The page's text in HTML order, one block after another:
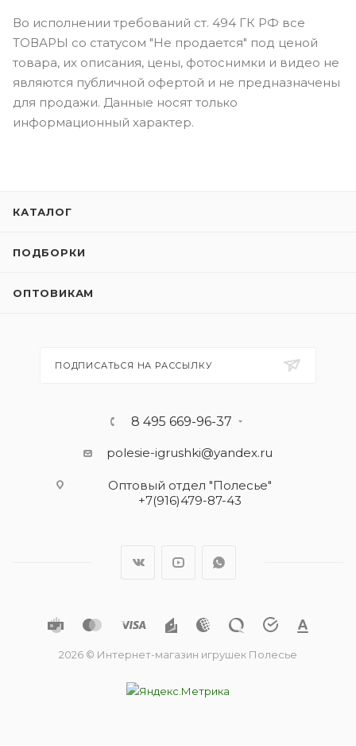
Во исполнении требований ст. 494 ГК РФ все
ТОВАРЫ со статусом "Не продается" под ценой
товара, их описания, цены, фотоснимки и видео не
являются публичной офертой и не предназначены
для продажи. Данные носят только
информационный характер.
КАТАЛОГ
ПОДБОРКИ
ОПТОВИКАМ
ПОДПИСАТЬСЯ НА РАССЫЛКУ
8 495 669-96-37
polesie-igrushki@yandex.ru
Оптовый отдел "Полесье"
+7(916)479-87-43
2026 © Интернет-магазин игрушек Полесье